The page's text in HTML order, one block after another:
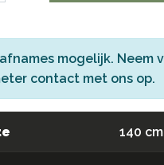
mogelijk. Neem
contact met ons op.
140 cm